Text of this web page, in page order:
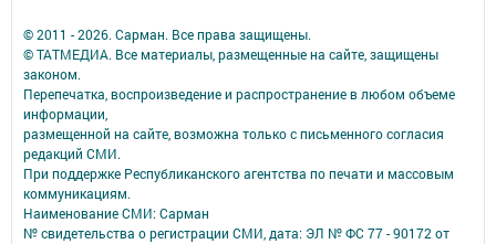
© 2011 - 2026. Сарман. Все права защищены.
© ТАТМЕДИА. Все материалы, размещенные на сайте, защищены
законом.
Перепечатка, воспроизведение и распространение в любом объеме
информации,
размещенной на сайте, возможна только с письменного согласия
редакций СМИ.
При поддержке Республиканского агентства по печати и массовым
коммуникациям.
Наименование СМИ: Сарман
№ свидетельства о регистрации СМИ, дата: ЭЛ № ФС 77 - 90172 от